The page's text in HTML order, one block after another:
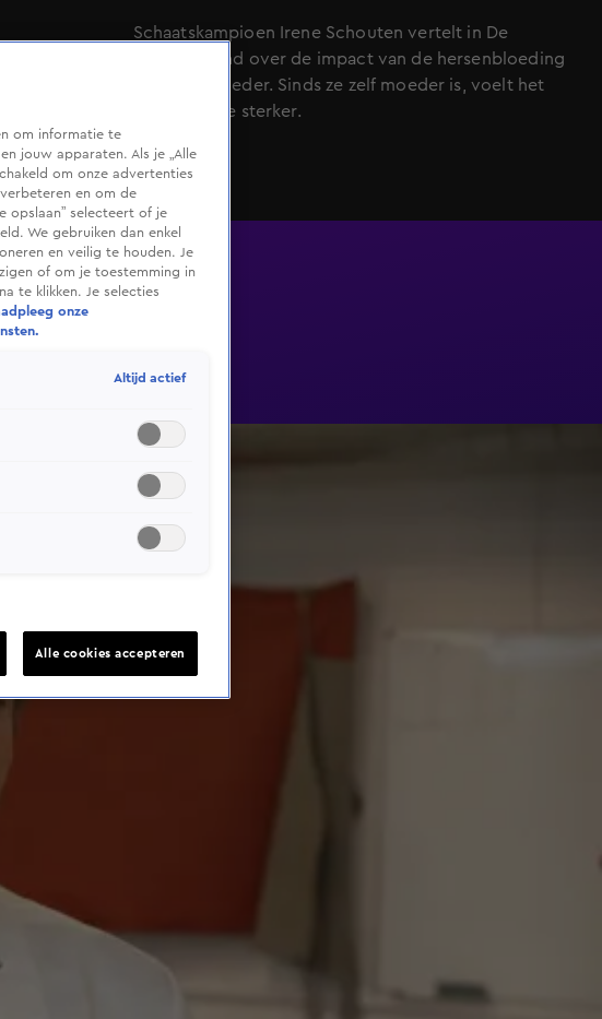
Schaatskampioen Irene Schouten vertelt in De
Klassenavond over de impact van de hersenbloeding
van haar moeder. Sinds ze zelf moeder is, voelt het
gemis des te sterker.
om informatie te
jouw apparaten. Als je „Alle
om onze advertenties
en om de
opslaan” selecteert of je
We gebruiken dan enkel
en veilig te houden. Je
of om je toestemming in
te klikken. Je selecties
onze
Altijd actief
Alle cookies accepteren